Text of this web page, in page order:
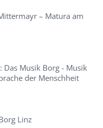
– Matura am
Das Musik Borg - Musik
der Menschheit
Linz